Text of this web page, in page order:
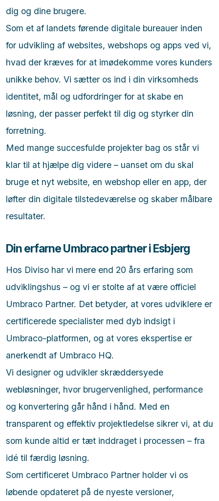
dig og dine brugere.
Som et af landets førende digitale bureauer inden
for udvikling af websites, webshops og apps ved vi,
hvad der kræves for at imødekomme vores kunders
unikke behov. Vi sætter os ind i din virksomheds
identitet, mål og udfordringer for at skabe en
løsning, der passer perfekt til dig og styrker din
forretning.
Med mange succesfulde projekter bag os står vi
klar til at hjælpe dig videre – uanset om du skal
bruge et nyt website, en webshop eller en app, der
løfter din digitale tilstedeværelse og skaber målbare
resultater.
Din erfarne Umbraco partner i Esbjerg
Hos Diviso har vi mere end 20 års erfaring som
udviklingshus – og vi er stolte af at være officiel
Umbraco Partner. Det betyder, at vores udviklere er
certificerede specialister med dyb indsigt i
Umbraco-platformen, og at vores ekspertise er
anerkendt af Umbraco HQ.
Vi designer og udvikler skræddersyede
webløsninger, hvor brugervenlighed, performance
og konvertering går hånd i hånd. Med en
transparent og effektiv projektledelse sikrer vi, at du
som kunde altid er tæt inddraget i processen – fra
idé til færdig løsning.
Som certificeret Umbraco Partner holder vi os
løbende opdateret på de nyeste versioner,